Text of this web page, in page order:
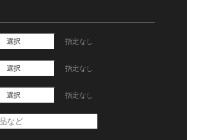
選択 指定なし
選択 指定なし
選択 指定なし